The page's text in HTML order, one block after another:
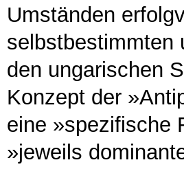
Umständen
selbstbestimmten
den ungarischen
Konzept der
eine »spezifische
»jeweils